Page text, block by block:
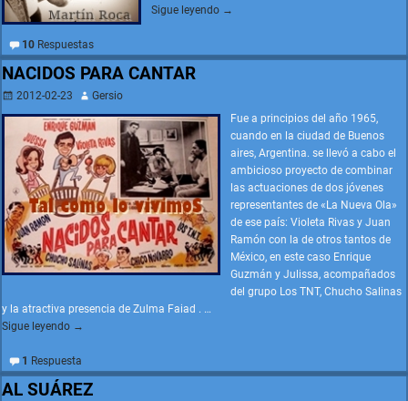
Sigue leyendo →
10Respuestas
NACIDOS PARA CANTAR
2012-02-23
Gersio
Fue a principios del año 1965,
cuando en la ciudad de Buenos
aires, Argentina. se llevó a cabo el
ambicioso proyecto de combinar
las actuaciones de dos jóvenes
representantes de «La Nueva Ola»
de ese país: Violeta Rivas y Juan
Ramón con la de otros tantos de
México, en este caso Enrique
Guzmán y Julissa, acompañados
del grupo Los TNT, Chucho Salinas
y la atractiva presencia de Zulma Faiad . …
Sigue leyendo →
1 Respuesta
AL SUÁREZ